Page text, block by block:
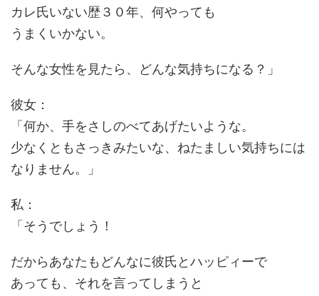
カレ氏いない歴３０年、何やっても
うまくいかない。
そんな女性を見たら、どんな気持ちになる？」
彼女：
「何か、手をさしのべてあげたいような。
少なくともさっきみたいな、ねたましい気持ちには
なりません。」
私：
「そうでしょう！
だからあなたもどんなに彼氏とハッピィーで
あっても、それを言ってしまうと